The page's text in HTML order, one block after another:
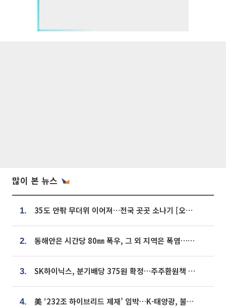
많이 본 뉴스
1. 35도 안팎 무더위 이어져…전국 곳곳 소나기 [오늘 날씨]
2. 동해안은 시간당 80㎜ 폭우, 그 외 지역은 폭염…‘극과 극 날씨’
3. SK하이닉스, 분기배당 375원 확정…주주환원책 9월로 앞당겨 발표
4. 美 ‘232조 하이브리드 제재’ 임박…K-태양광, 불확실성 털고 날개 다나